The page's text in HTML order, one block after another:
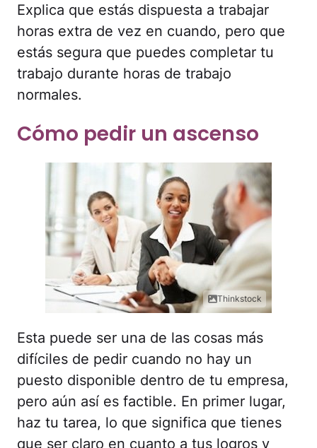
Explica que estás dispuesta a trabajar
horas extra de vez en cuando, pero que
estás segura que puedes completar tu
trabajo durante horas de trabajo
normales.
Cómo pedir un ascenso
Thinkstock
Esta puede ser una de las cosas más
difíciles de pedir cuando no hay un
puesto disponible dentro de tu empresa,
pero aún así es factible. En primer lugar,
haz tu tarea, lo que significa que tienes
que ser claro en cuanto a tus logros y